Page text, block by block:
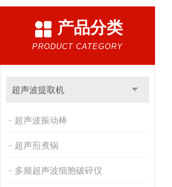
产品分类
PRODUCT CATEGORY
超声波提取机
超声波振动棒
超声煎煮锅
多频超声波细胞破碎仪